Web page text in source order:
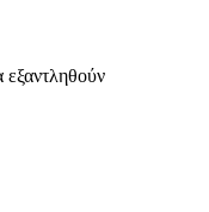
εξαντληθούν